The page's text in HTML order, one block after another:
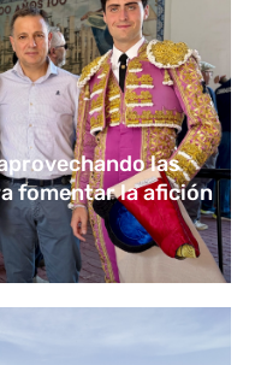
las
fomentar la afición